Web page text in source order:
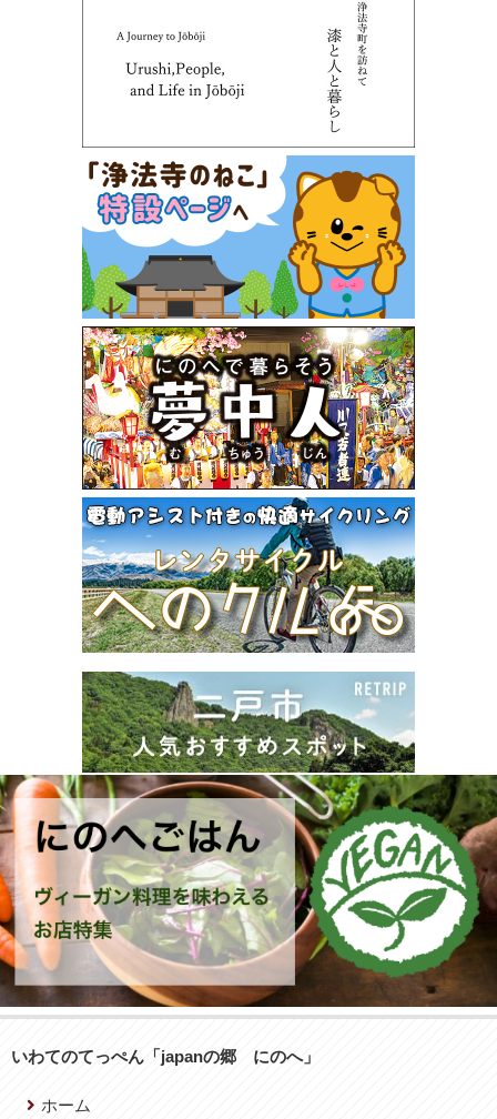
いわてのてっぺん「japanの郷 にのへ」
ホーム